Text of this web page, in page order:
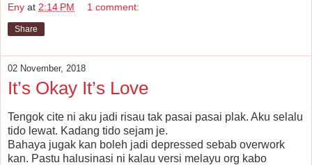
Eny at 2:14 PM 1 comment:
Share
02 November, 2018
It’s Okay It’s Love
Tengok cite ni aku jadi risau tak pasai pasai plak. Aku selalu
tido lewat. Kadang tido sejam je.
Bahaya jugak kan boleh jadi depressed sebab overwork
kan. Pastu halusinasi ni kalau versi melayu org kabo